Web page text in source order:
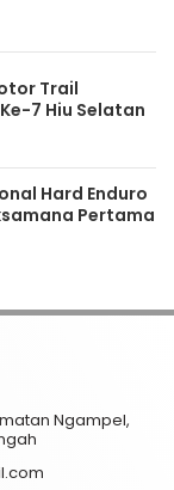
Trail
7 Hiu Selatan
Hard Enduro
Pertama
Ngampel,